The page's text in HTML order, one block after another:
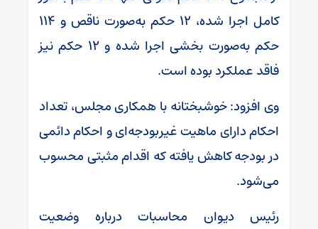
کامل اجرا شده، ۱۲ حکم به‌صورت ناقص و ۱۱۴
حکم به‌صورت بخشی اجرا شده و ۱۲ حکم نیز
فاقد عملکرد بوده است.
وی افزود: خوشبختانه با همکاری مجلس، تعداد
احکام دارای ماهیت غیربودجه‌ای و احکام دائمی
در بودجه کاهش یافته که اقدام مثبتی محسوب
می‌شود.
رئیس دیوان محاسبات درباره وضعیت